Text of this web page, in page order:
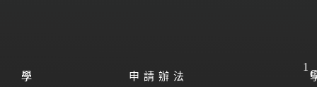
學
學
申請辦法
1
C